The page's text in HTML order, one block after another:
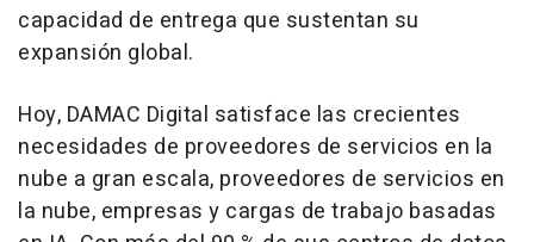
capacidad de entrega que sustentan su
expansión global.
Hoy, DAMAC Digital satisface las crecientes
necesidades de proveedores de servicios en la
nube a gran escala, proveedores de servicios en
la nube, empresas y cargas de trabajo basadas